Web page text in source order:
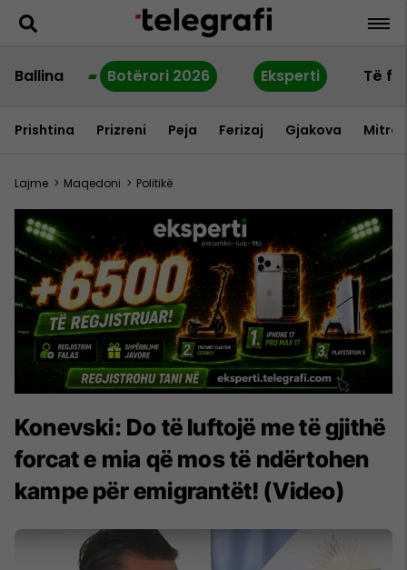
Ballina Botërori 2026 Eksperti Të
Prishtina Prizreni Peja Ferizaj Gjakova
Lajme > Maqedoni > Politikë
Konevski: Do të luftojë me të gjithë
forcat e mia që mos të ndërtohen
kampe për emigrantët! (Video)